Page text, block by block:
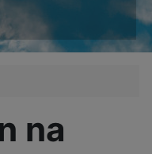
na